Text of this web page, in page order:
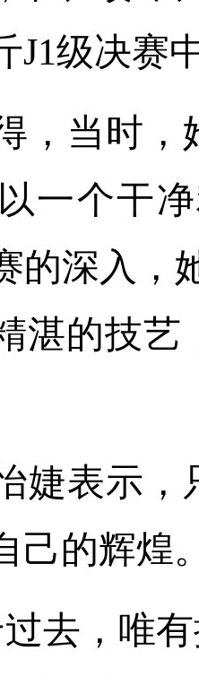
J1级决赛
，当时
一个干
的深入，
湛的技艺
婕表示，
己的辉煌
去，唯